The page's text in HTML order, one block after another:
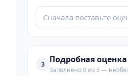
Сначала поставьте
3 Подробная оценка
Заполнено 0 из 5 —